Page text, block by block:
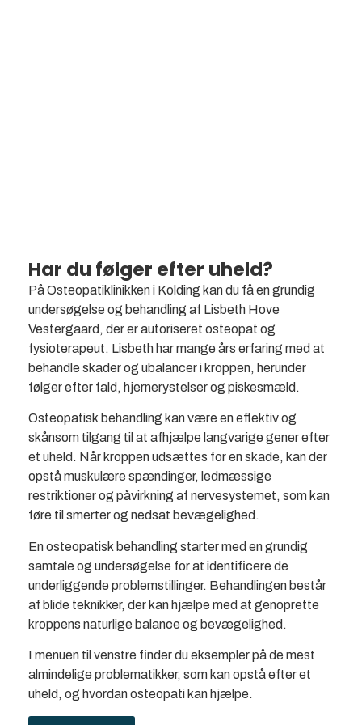
Har du følger efter uheld?
På Osteopatiklinikken i Kolding kan du få en grundig
undersøgelse og behandling af Lisbeth Hove
Vestergaard, der er autoriseret osteopat og
fysioterapeut. Lisbeth har mange års erfaring med at
behandle skader og ubalancer i kroppen, herunder
følger efter fald, hjernerystelser og piskesmæld.
Osteopatisk behandling kan være en effektiv og
skånsom tilgang til at afhjælpe langvarige gener efter
et uheld. Når kroppen udsættes for en skade, kan der
opstå muskulære spændinger, ledmæssige
restriktioner og påvirkning af nervesystemet, som kan
føre til smerter og nedsat bevægelighed.
En osteopatisk behandling starter med en grundig
samtale og undersøgelse for at identificere de
underliggende problemstillinger. Behandlingen består
af blide teknikker, der kan hjælpe med at genoprette
kroppens naturlige balance og bevægelighed.
I menuen til venstre finder du eksempler på de mest
almindelige problematikker, som kan opstå efter et
uheld, og hvordan osteopati kan hjælpe.